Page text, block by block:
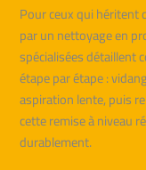
Pour ceux qui héritent
par un nettoyage en
spécialisées détaillent
étape par étape :
aspiration lente, puis
cette remise à niveau
durablement.